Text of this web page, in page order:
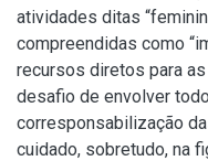
atividades ditas
compreendidas como
recursos diretos para
desafio de envolver
corresponsabilização
cuidado, sobretudo, na